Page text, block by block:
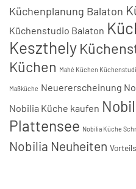
Küchenplanung Balaton
Küchenstudio Balaton
Keszthely
Küchen Mahé Küchen
Maßküche Neuererscheinung
Nobilia Küche kaufen
Plattensee Nobilia Küche
Nobilia Neuheiten